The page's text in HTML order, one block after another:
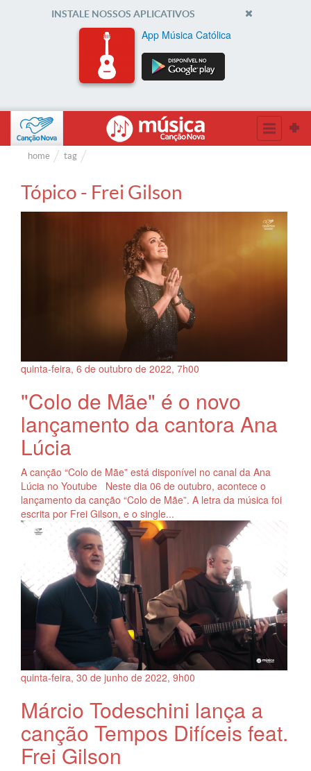
INSTALE NOSSOS APLICATIVOS
App Música Católica
home tag
Tópico - Frei Gilson
quinta-feira, 6 de outubro de 2022, 7h00
"Colo de Mãe" é o novo
lançamento da cantora Ana
Lúcia
A canção “Colo de Mãe” está disponível no canal da Ana
Lúcia no Youtube Neste dia 06 de outubro, acontece o
lançamento da canção “Colo de Mãe”. A letra da música foi
escrita por Frei Gilson, e o single...
quinta-feira, 30 de junho de 2022, 9h00
Márcio Todeschini lança a
canção Tempos Difíceis feat.
Frei Gilson